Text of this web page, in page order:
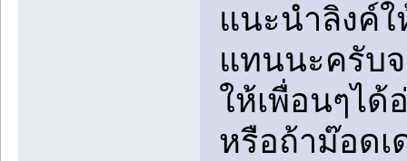
แนะนำลิงค์ใ
แทนนะครับ
ให้เพื่อนๆได้
หรือถ้าม๊อดเ